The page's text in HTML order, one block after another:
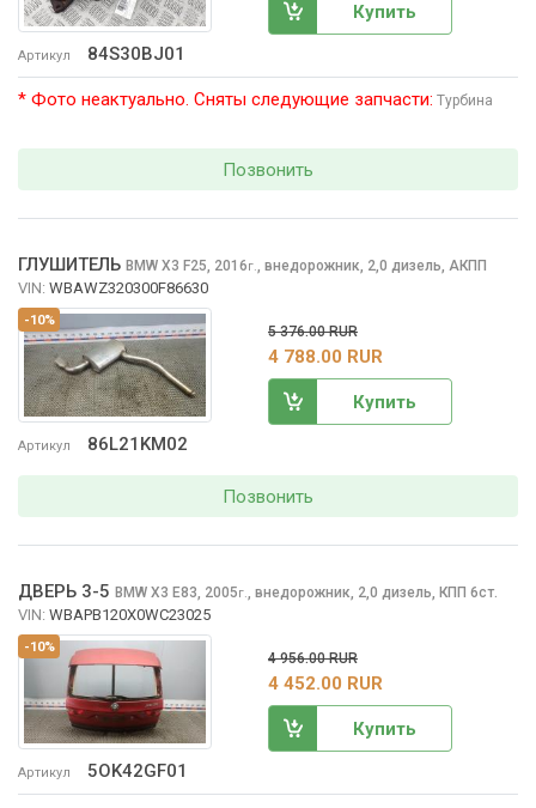
Артикул 84S30BJ01
Купить
* Фото неактуально. Сняты следующие запчасти: Турбина
Позвонить
-10%
Артикул 86L21KM02
ГЛУШИТЕЛЬ BMW X3 F25, 2016г., внедорожник, 2,0 дизель, АКПП
VIN: WBAWZ320300F86630
5 376.00 RUR
4 788.00 RUR
Купить
Позвонить
-10%
Артикул 5OK42GF01
ДВЕРЬ 3-5 BMW X3 E83, 2005г., внедорожник, 2,0 дизель, КПП 6ст.
VIN: WBAPB120X0WC23025
4 956.00 RUR
4 452.00 RUR
Купить